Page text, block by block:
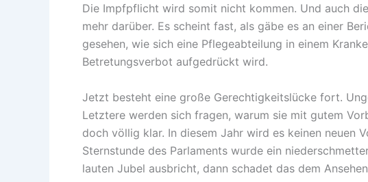
Die Impfpflicht wird somit nicht kommen. Und auch
mehr darüber. Es scheint fast, als gäbe es an einer
gesehen, wie sich eine Pflegeabteilung in einem
Betretungsverbot aufgedrückt wird.
Jetzt besteht eine große Gerechtigkeitslücke fort.
Letztere werden sich fragen, warum sie mit gutem
doch völlig klar. In diesem Jahr wird es keinen neuen
Sternstunde des Parlaments wurde ein
lauten Jubel ausbricht, dann schadet das dem